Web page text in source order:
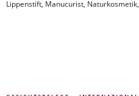
Lippenstift, Manucurist, Naturkosmetik,